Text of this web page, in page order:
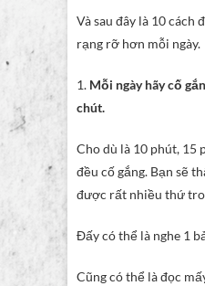
Và sau đây là 10 cách
rạng rỡ hơn mỗi ngày.
1. Mỗi ngày hãy cố
chút.
Cho dù là 10 phút, 15
đều cố gắng. Bạn sẽ
được rất nhiều thứ
Đấy có thể là nghe 1
Cũng có thể là đọc